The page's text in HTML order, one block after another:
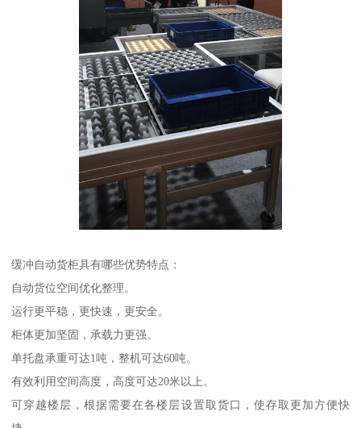
缓冲自动货柜具有哪些优势特点：
自动货位空间优化整理。
运行更平稳，更快速，更安全。
柜体更加坚固，承载力更强。
单托盘承重可达1吨，整机可达60吨。
有效利用空间高度，高度可达20米以上。
可穿越楼层，根据需要在各楼层设置取货口，使存取更加方便快